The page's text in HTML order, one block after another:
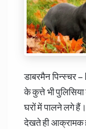
डाबरमैन
के कुत्ते भी
घरों में पालने लगे
देखते ही आक्रामक